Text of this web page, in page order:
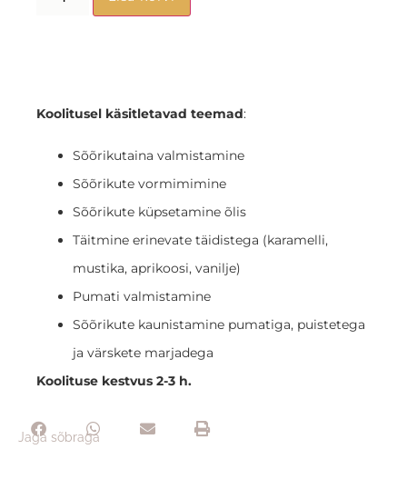
Koolitusel käsitletavad teemad:
Sõõrikutaina valmistamine
Sõõrikute vormimimine
Sõõrikute küpsetamine õlis
Täitmine erinevate täidistega (karamelli,
mustika, aprikoosi, vanilje)
Pumati valmistamine
Sõõrikute kaunistamine pumatiga, puistetega
ja värskete marjadega
Koolituse kestvus 2-3 h.
Jaga sõbraga